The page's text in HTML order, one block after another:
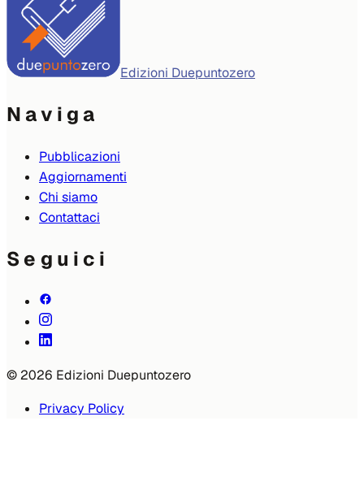
Edizioni Duepuntozero
Naviga
Pubblicazioni
Aggiornamenti
Chi siamo
Contattaci
Seguici
© 2026 Edizioni Duepuntozero
Privacy Policy